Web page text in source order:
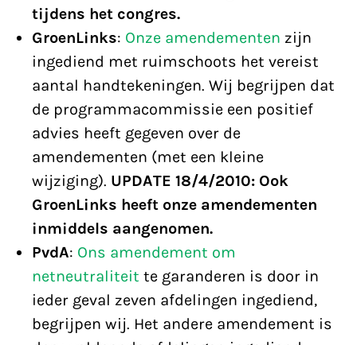
tijdens het congres.
GroenLinks: Onze amendementen zijn
ingediend met ruimschoots het vereist
aantal handtekeningen. Wij begrijpen dat
de programmacommissie een positief
advies heeft gegeven over de
amendementen (met een kleine
wijziging). UPDATE 18/4/2010: Ook
GroenLinks heeft onze amendementen
inmiddels aangenomen.
PvdA: Ons amendement om
netneutraliteit te garanderen is door in
ieder geval zeven afdelingen ingediend,
begrijpen wij. Het andere amendement is